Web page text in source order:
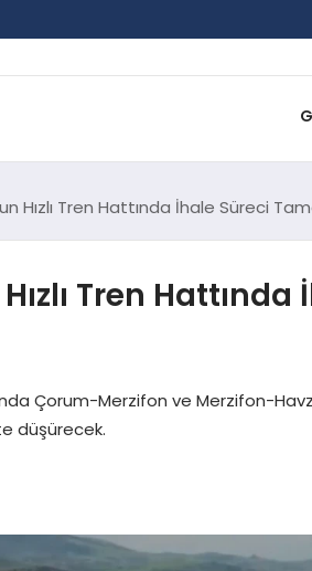
Hızlı Tren Hattında İhale Süreci
Tren Hattında
Çorum-Merzifon ve Merzifon-
düşürecek.